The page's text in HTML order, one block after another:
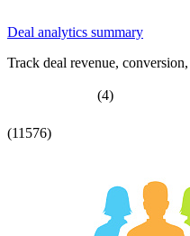
Deal analytics summary
Track deal revenue,
(4)
(11576)